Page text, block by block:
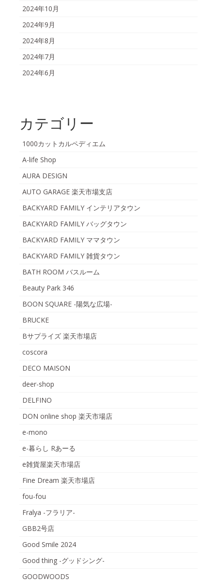
2024年10月
2024年9月
2024年8月
2024年7月
2024年6月
カテゴリー
1000カットカルペディエム
A-life Shop
AURA DESIGN
AUTO GARAGE 楽天市場支店
BACKYARD FAMILY インテリアタウン
BACKYARD FAMILY バッグタウン
BACKYARD FAMILY ママタウン
BACKYARD FAMILY 雑貨タウン
BATH ROOM バスルーム
Beauty Park 346
BOON SQUARE -陽気な広場-
BRUCKE
Bサプライズ 楽天市場店
coscora
DECO MAISON
deer-shop
DELFINO
DON online shop 楽天市場店
e-mono
e-暮らし Rあーる
e雑貨屋楽天市場店
Fine Dream 楽天市場店
fou-fou
Fralya -フラリア-
GBB2号店
Good Smile 2024
Good thing -グッドシング-
GOODWOODS